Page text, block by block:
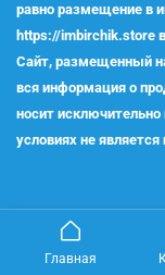
равно размещение в
https://imbirchik.store
Сайт, размещенный
вся информация о
носит
условиях не
Главная